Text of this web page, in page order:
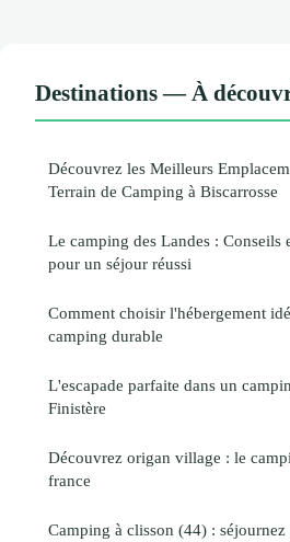
Destinations — À
Découvrez les Meilleurs
Terrain de Camping à Biscarrosse
Le camping des Landes : Conseils
pour un séjour réussi
Comment choisir l'hébergement
camping durable
L'escapade parfaite dans un
Finistère
Découvrez origan village : le
france
Camping à clisson (44) :